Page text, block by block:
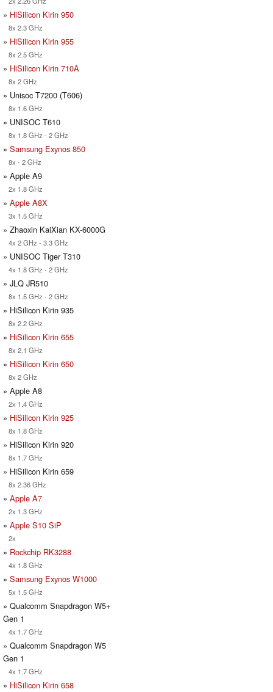
» HiSilicon Kirin 950
8x 2.3 GHz
» HiSilicon Kirin 955
8x 2.5 GHz
» HiSilicon Kirin 710A
8x 2 GHz
» Unisoc T7200 (T606)
8x 1.6 GHz
» UNISOC T610
8x 1.8 GHz - 2 GHz
» Samsung Exynos 850
8x - 2 GHz
» Apple A9
2x 1.8 GHz
» Apple A8X
3x 1.5 GHz
» Zhaoxin KaiXian KX-6000G
4x 2 GHz - 3.3 GHz
» UNISOC Tiger T310
4x 1.8 GHz - 2 GHz
» JLQ JR510
8x 1.5 GHz - 2 GHz
» HiSilicon Kirin 935
8x 2.2 GHz
» HiSilicon Kirin 655
8x 2.1 GHz
» HiSilicon Kirin 650
8x 2 GHz
» Apple A8
2x 1.4 GHz
» HiSilicon Kirin 925
8x 1.8 GHz
» HiSilicon Kirin 920
8x 1.7 GHz
» HiSilicon Kirin 659
8x 2.36 GHz
» Apple A7
2x 1.3 GHz
» Apple S10 SiP
2x
» Rockchip RK3288
4x 1.8 GHz
» Samsung Exynos W1000
5x 1.5 GHz
» Qualcomm Snapdragon W5+
Gen 1
4x 1.7 GHz
» Qualcomm Snapdragon W5
Gen 1
4x 1.7 GHz
» HiSilicon Kirin 658